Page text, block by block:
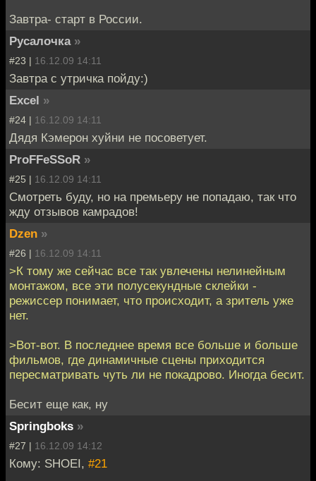
Завтра- старт в России.
Русалочка »
#23 | 16.12.09 14:11
Завтра с утричка пойду:)
Excel »
#24 | 16.12.09 14:11
Дядя Кэмерон хуйни не посоветует.
ProFFeSSoR »
#25 | 16.12.09 14:11
Смотреть буду, но на премьеру не попадаю, так что
жду отзывов камрадов!
Dzen »
#26 | 16.12.09 14:11
>К тому же сейчас все так увлечены нелинейным
монтажом, все эти полусекундные склейки -
режиссер понимает, что происходит, а зритель уже
нет.
>Вот-вот. В последнее время все больше и больше
фильмов, где динамичные сцены приходится
пересматривать чуть ли не покадрово. Иногда бесит.
Бесит еще как, ну
Springboks »
#27 | 16.12.09 14:12
Кому: SHOEI, #21